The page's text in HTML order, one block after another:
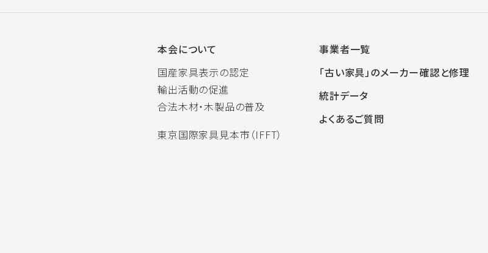
本会について
国産家具表示の認定
輸出活動の促進
合法木材・木製品の普及
東京国際家具見本市（IFFT）
事業者一覧
「古い家具」のメーカー確認と修理
統計データ
よくあるご質問